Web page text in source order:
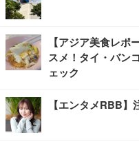
【アジア美食レ
スメ！タイ・バン
ェック
【エンタメRBB